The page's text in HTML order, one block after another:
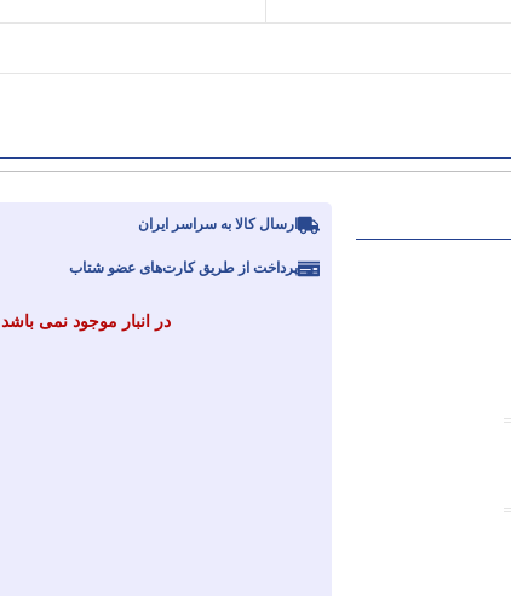
ارسال کالا به سراسر ایران
پرداخت از طریق کارت‌های عضو شتاب
در انبار موجود نمی باشد